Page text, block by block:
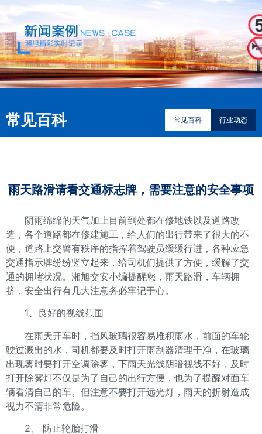
常见百科 常见百科 行业动态
雨天路滑请看交通标志牌，需要注意的安全事项
阴雨绵绵的天气加上目前到处都在修地铁以及道路改
造，各个道路都在修建施工，给人们的出行带来了很大的不
便，道路上交警有秩序的指挥着驾驶员缓缓行进，各种应急
交通指示牌纷纷竖立起来，给司机们提供了方便，缓解了交
通的拥堵状况。湘旭交安小编提醒您，雨天路滑，车辆拥
挤，安全出行有几大注意务必牢记于心。
1、良好的视线范围
在雨天开车时，挡风玻璃很容易堆积雨水，前面的车轮
驶过溅出的水，司机都要及时打开雨刮器清理干净，在玻璃
出现雾时要打开空调除雾，下雨天光线阴暗视线不好，及时
打开除雾灯不仅是为了自己的出行方便，也为了提醒对面车
辆看清自己的车。但注意不要打开远光灯，雨天的折射造成
视力不清非常危险。
2、 防止轮胎打滑